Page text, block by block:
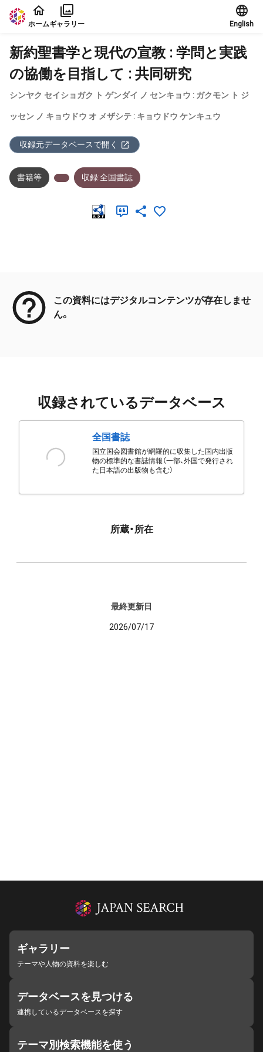
本文に飛ぶ
ホームギャラリー English
新約聖書学と現代の宣教 : 学問と実践
の協働を目指して : 共同研究
シンヤク セイショガク ト ゲンダイ ノ センキョウ : ガクモン ト ジ
ッセン ノ キョウドウ オ メザシテ : キョウドウ ケンキュウ
収録元データベースで開く
書籍等 収録:全国書誌
この資料にはデジタルコンテンツが存在しませ
ん。
収録されているデータベース
全国書誌
国立国会図書館が網羅的に収集した国内出版
物の標準的な書誌情報（一部、外国で発行され
た日本語の出版物も含む）
所蔵・所在
最終更新日
2026/07/17
ギャラリー
テーマや人物の資料を楽しむ
データベースを見つける
連携しているデータベースを探す
テーマ別検索機能を使う